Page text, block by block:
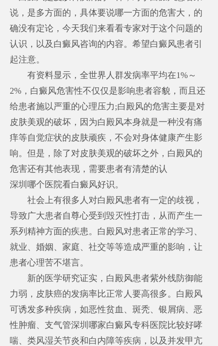
说，是多方面的，具体要说哪一方面的危害大，的
确没有定论，今天我们来看看专家对于这个问题的
认识，以及白癜风咨询的内容。希望白癜风患者引
起注意。
有资料显示，全世界人群发病率平均在1%～
2%，白癜风危害性不仅仅是影响患者容貌，而且还
给患者施以严重的心理压力;白殿风的危害主要是对
皮肤美观的破坏，因为白殿风本身就是一种没有痛
痒等自觉症状的皮肤顽疾，不会对身体健康产生影
响。但是，除了对皮肤美观的破坏之外，白殿风的
危害还有其他表现，需要患者有清楚的认
深圳哪个医院看白癜风好识。
社会上有很多人对白殿风患者有一定的歧视，
导致广大患者自尊心受到毁灭性打击，从而产生一
系列精神方面的疾患。白殿风对患者正常的学习、
就业、婚姻、家庭、社交等等造成严重的影响，让
患者心理苦不堪言。
新的医学研究证实，白殿风患者紫外线防御能
力弱，皮肤癌的发病率比正常人要高很多。白殿风
可诱发多种疾病，如恶性贫血、斑秃、银屑病、恶
性肿瘤、支气管深圳哪家白癜风专科医院比较好哮
喘、类风湿关节炎和白内障等疾病，以及并发甲亢